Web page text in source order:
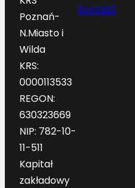
Poznań-
N.Miasto i
Wilda
KRS:
0000113533
REGON:
630323669
NIP: 782-10-
11-511
Kapitał
zakładowy
Kontakt